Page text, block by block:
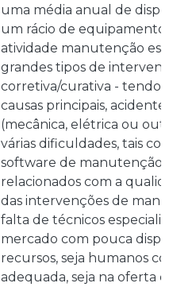
uma média anual de
um rácio de equipamentos
atividade manutenção
grandes tipos de
corretiva/curativa - tendo
causas principais,
(mecânica, elétrica ou
várias dificuldades, tais
software de manutenção,
relacionados com a
das intervenções de
falta de técnicos
mercado com pouca
recursos, seja humanos
adequada, seja na oferta